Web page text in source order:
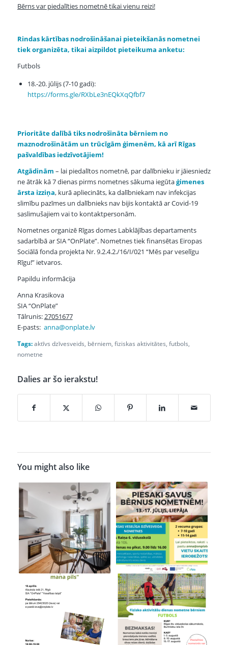
Bērns var piedalīties nometnē tikai vienu reizi!
Rindas kārtības nodrošināšanai pieteikšanās nometnei
tiek organizēta, tikai aizpildot pieteikuma anketu:
Futbols
18.-20. jūlijs (7-10 gadi):
https://forms.gle/RXbLe3nEQkXqQfbf7
Prioritāte dalībā tiks nodrošināta bērniem no
maznodrošinātām un trūcīgām ģimenēm, kā arī Rīgas
pašvaldības iedzīvotājiem!
Atgādinām – lai piedalītos nometnē, par dalībnieku ir jāiesniedz
ne ātrāk kā 7 dienas pirms nometnes sākuma iegūtaģimenes
ārsta izziņa, kurā apliecināts, ka dalībniekam nav infekcijas
slimību pazīmes un dalībnieks nav bijis kontaktā ar Covid-19
saslimušajiem vai to kontaktpersonām.
Nometnes organizē Rīgas domes Labklājības departaments
sadarbībā ar SIA “OnPlate”. Nometnes tiek finansētas Eiropas
Sociālā fonda projekta Nr. 9.2.4.2./16/I/021 “Mēs par veselīgu
Rīgu!” ietvaros.
Papildu informācija
Anna Krasikova
SIA “OnPlate”
Tālrunis:27051677
E-pasts: anna@onplate.lv
Tags: aktīvs dzīvesveids, bērniem, fiziskas aktivitātes, futbols,
nometne
Dalies ar šo ierakstu!
You might also like